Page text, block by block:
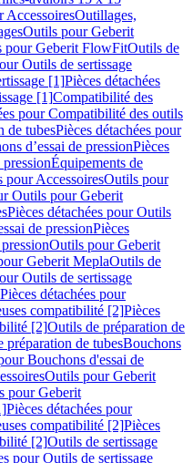
AccessoiresOutillages,
Outils pour Geberit
pour Geberit FlowFitOutils de
Outils de sertissage
[1]Pièces détachées
[1]Compatibilité des
pour Compatibilité des outils
de tubesPièces détachées pour
d’essai de pressionPièces
Équipements de
pour AccessoiresOutils pour
Outils pour Geberit
Pièces détachées pour Outils
de pressionPièces
Outils pour Geberit
Geberit MeplaOutils de
Outils de sertissage
Pièces détachées pour
compatibilité [2]Pièces
[2]Outils de préparation de
préparation de tubesBouchons
Bouchons d'essai de
Outils pour Geberit
pour Geberit
Pièces détachées pour
compatibilité [2]Pièces
[2]Outils de sertissage
pour Outils de sertissage